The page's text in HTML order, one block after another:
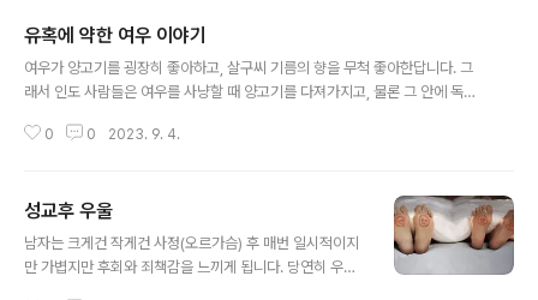
벨기에에서 처음 만든 것으로 여겨지고 Saison이 딱히 이
런거다라고 말하기엔 Variation이 무척 많다. 하지만 쓴맛
이 적고 신맛이 있으며 과일맛이 나는 것이 주류인듯. 좀 상
을 준다. 북미에서 인기있는 맥주스타일이다. 벨기에에서
유혹에 약한 여우 이야기
여우가 양고기를 굉장히 좋아하고, 살구씨 기름의 향을 무척 좋아한답니다. 그
래서 인도 사람들은 여우를 사냥할 때 양고기를 다져가지고, 물론 그 안에 독약
니다. 그런데 여우가 왜 여우겠습니까.. 딱 보고 눈치를 채는 거죠. 왜 뜬금없이
려들어야 하는데, 상당수의 여우들이 알면서도 걸려든다는 겁니다. 먹으면 죽는
걸 아는데 처음부터 덥석 물리는 없죠. 처음엔 그냥 갑니다.. '아 저건 사람들이
나를 잡으려고 놓은 거다.' 그런데 유혹이 너무너무 강하니까 생각을 하는 거예
0 0 2023. 9. 4.
성교후 우울
남자는 크게건 작게건 사정(오르가슴) 후 매번 일시적이지
만 가볍지만 후회와 죄책감을 느끼게 됩니다. 당연히 우울